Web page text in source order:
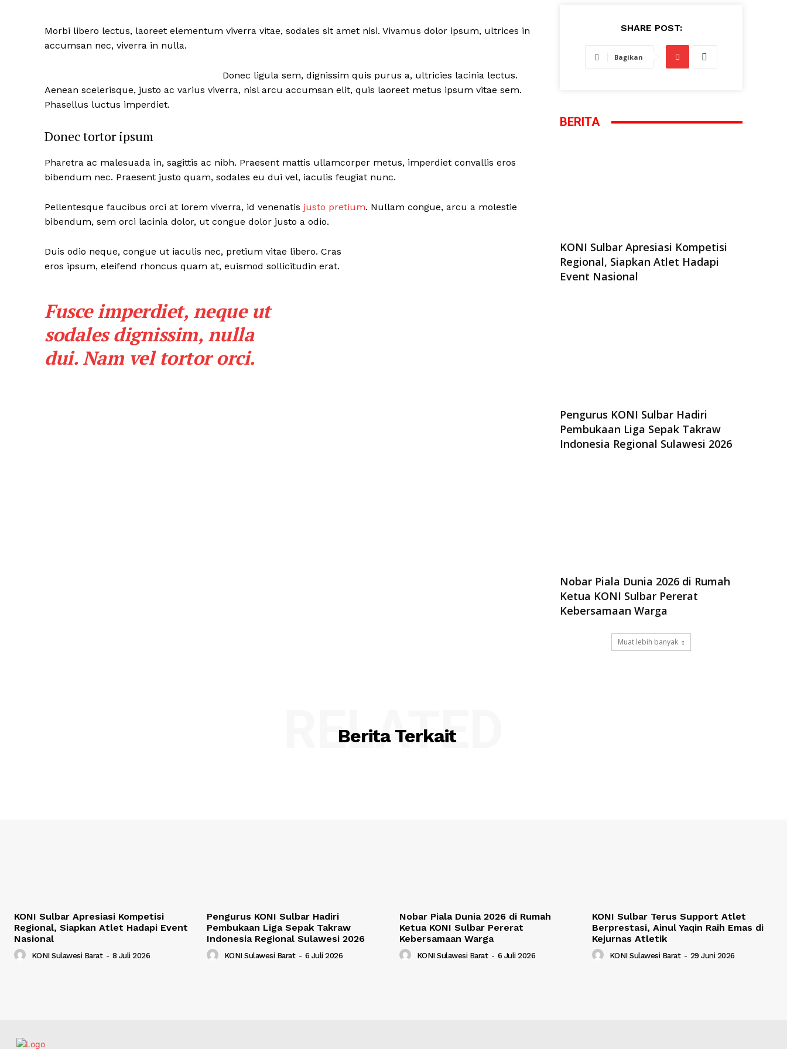
Morbi libero lectus, laoreet elementum viverra vitae, sodales sit amet nisi. Vivamus dolor ipsum, ultrices in
accumsan nec, viverra in nulla.
Donec ligula sem, dignissim quis purus a, ultricies lacinia lectus.
Aenean scelerisque, justo ac varius viverra, nisl arcu accumsan elit, quis laoreet metus ipsum vitae sem.
Phasellus luctus imperdiet.
Donec tortor ipsum
Pharetra ac malesuada in, sagittis ac nibh. Praesent mattis ullamcorper metus, imperdiet convallis eros
bibendum nec. Praesent justo quam, sodales eu dui vel, iaculis feugiat nunc.
Pellentesque faucibus orci at lorem viverra, id venenatis justo pretium. Nullam congue, arcu a molestie
bibendum, sem orci lacinia dolor, ut congue dolor justo a odio.
Duis odio neque, congue ut iaculis nec, pretium vitae libero. Cras
eros ipsum, eleifend rhoncus quam at, euismod sollicitudin erat.
Fusce imperdiet, neque ut
sodales dignissim, nulla
dui. Nam vel tortor orci.
SHARE POST:
Bagikan
BERITA
KONI Sulbar Apresiasi Kompetisi
Regional, Siapkan Atlet Hadapi
Event Nasional
Pengurus KONI Sulbar Hadiri
Pembukaan Liga Sepak Takraw
Indonesia Regional Sulawesi 2026
Nobar Piala Dunia 2026 di Rumah
Ketua KONI Sulbar Pererat
Kebersamaan Warga
Muat lebih banyak
Berita Terkait
RELATED
KONI Sulbar Apresiasi Kompetisi
Regional, Siapkan Atlet Hadapi Event
Nasional
KONI Sulawesi Barat - 8 Juli 2026
Pengurus KONI Sulbar Hadiri
Pembukaan Liga Sepak Takraw
Indonesia Regional Sulawesi 2026
KONI Sulawesi Barat - 6 Juli 2026
Nobar Piala Dunia 2026 di Rumah
Ketua KONI Sulbar Pererat
Kebersamaan Warga
KONI Sulawesi Barat - 6 Juli 2026
KONI Sulbar Terus Support Atlet
Berprestasi, Ainul Yaqin Raih Emas di
Kejurnas Atletik
KONI Sulawesi Barat - 29 Juni 2026